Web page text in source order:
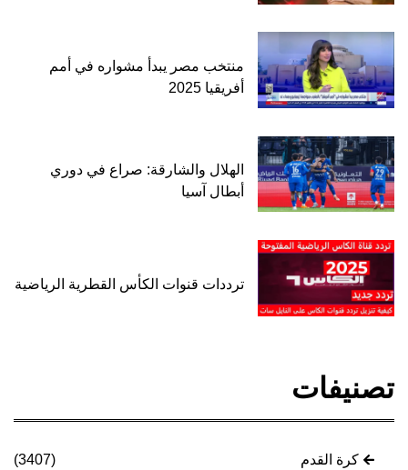
منتخب مصر يبدأ مشواره في أمم
أفريقيا 2025
الهلال والشارقة: صراع في دوري
أبطال آسيا
ترددات قنوات الكأس القطرية الرياضية
تصنيفات
كرة القدم (3407)